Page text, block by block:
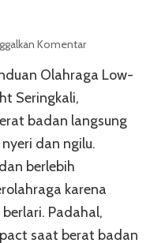
Komentarpada
Olahraga
Terbaik
untuk
Aman
Olahraga Low-
Seringkali,
badan langsung
dan ngilu.
berlebih
karena
Padahal,
saat berat badan